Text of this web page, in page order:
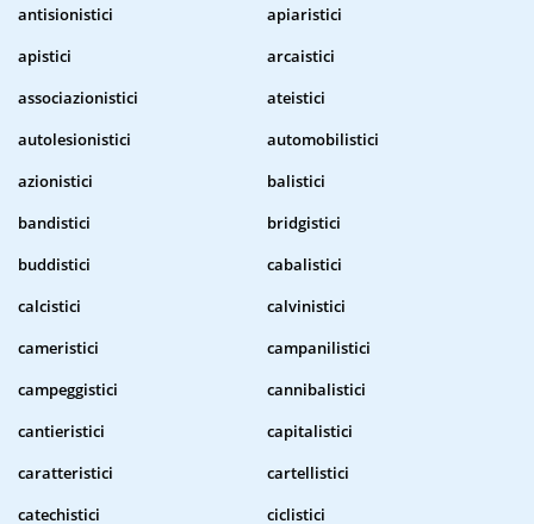
antisionistici
apiaristici
apistici
arcaistici
associazionistici
ateistici
autolesionistici
automobilistici
azionistici
balistici
bandistici
bridgistici
buddistici
cabalistici
calcistici
calvinistici
cameristici
campanilistici
campeggistici
cannibalistici
cantieristici
capitalistici
caratteristici
cartellistici
catechistici
ciclistici